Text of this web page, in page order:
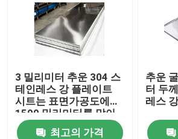
3 밀리미터 추운 304 스
테인레스 강 플레이트
시트는 표면가공도에게
1500 밀리미터를 말아
주었습니다
최고의 가격
추운
터 두
레스